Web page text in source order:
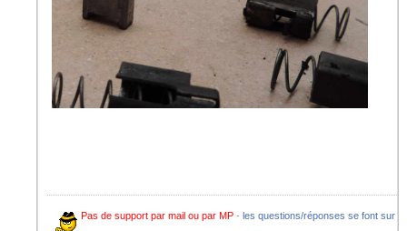
Pas de support par mail ou par MP- les questions/réponses se font sur